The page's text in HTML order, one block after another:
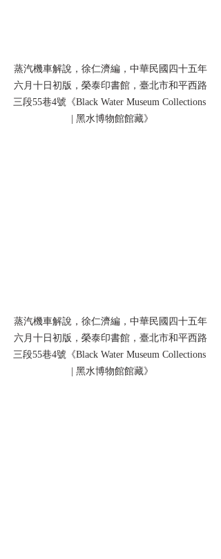
蒸汽機車解說，徐仁濟編，中華民國四十五年
六月十日初版，榮泰印書館，臺北市和平西路
三段55巷4號《Black Water Museum Collections
| 黑水博物館館藏》
蒸汽機車解說，徐仁濟編，中華民國四十五年
六月十日初版，榮泰印書館，臺北市和平西路
三段55巷4號《Black Water Museum Collections
| 黑水博物館館藏》